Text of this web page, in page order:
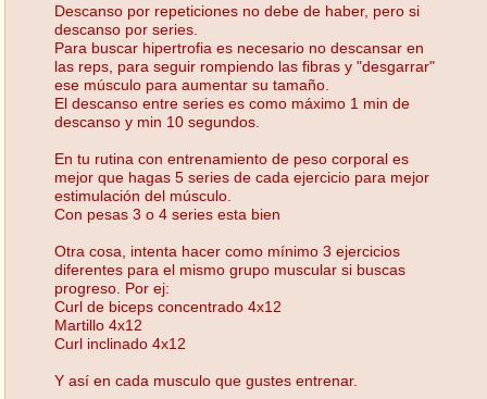
Descanso por repeticiones no debe de haber, pero si
descanso por series.
Para buscar hipertrofia es necesario no descansar en
las reps, para seguir rompiendo las fibras y "desgarrar"
ese músculo para aumentar su tamaño.
El descanso entre series es como máximo 1 min de
descanso y min 10 segundos.
En tu rutina con entrenamiento de peso corporal es
mejor que hagas 5 series de cada ejercicio para mejor
estimulación del músculo.
Con pesas 3 o 4 series esta bien
Otra cosa, intenta hacer como mínimo 3 ejercicios
diferentes para el mismo grupo muscular si buscas
progreso. Por ej:
Curl de biceps concentrado 4x12
Martillo 4x12
Curl inclinado 4x12
Y así en cada musculo que gustes entrenar.